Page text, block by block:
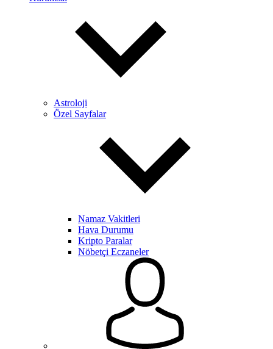
Astroloji
Özel Sayfalar
Namaz Vakitleri
Hava Durumu
Kripto Paralar
Nöbetçi Eczaneler